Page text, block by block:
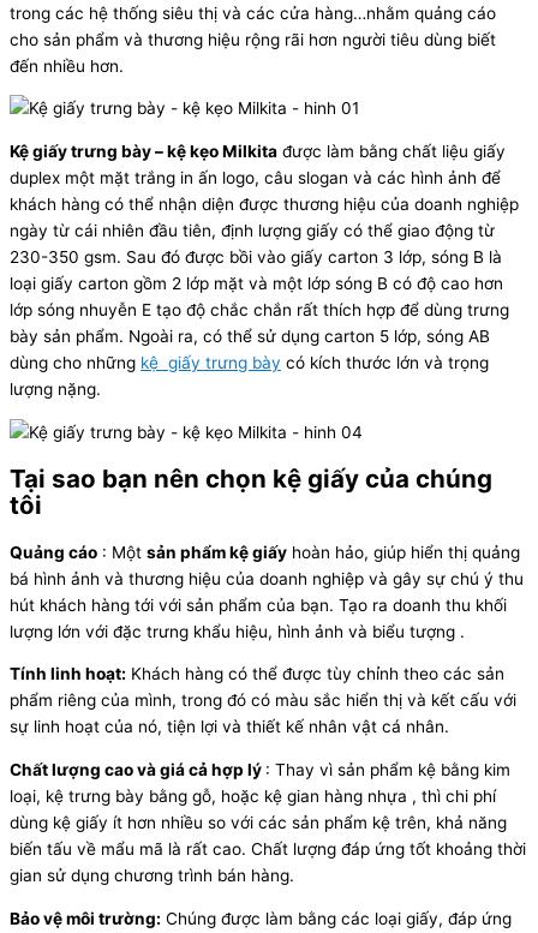
trong các hệ thống siêu thị và các cửa hàng…nhằm quảng cáo
cho sản phẩm và thương hiệu rộng rãi hơn người tiêu dùng biết
đến nhiều hơn.
Kệ giấy trưng bày – kệ kẹo Milkita được làm bằng chất liệu giấy
duplex một mặt trắng in ấn logo, câu slogan và các hình ảnh để
khách hàng có thể nhận diện được thương hiệu của doanh nghiệp
ngày từ cái nhiên đầu tiên, định lượng giấy có thể giao động từ
230-350 gsm. Sau đó được bồi vào giấy carton 3 lớp, sóng B là
loại giấy carton gồm 2 lớp mặt và một lớp sóng B có độ cao hơn
lớp sóng nhuyễn E tạo độ chắc chắn rất thích hợp để dùng trưng
bày sản phẩm. Ngoài ra, có thể sử dụng carton 5 lớp, sóng AB
dùng cho những kệ giấy trưng bày có kích thước lớn và trọng
lượng nặng.
Tại sao bạn nên chọn kệ giấy của chúng
tôi
Quảng cáo : Một sản phẩm kệ giấy hoàn hảo, giúp hiển thị quảng
bá hình ảnh và thương hiệu của doanh nghiệp và gây sự chú ý thu
hút khách hàng tới với sản phẩm của bạn. Tạo ra doanh thu khối
lượng lớn với đặc trưng khẩu hiệu, hình ảnh và biểu tượng .
Tính linh hoạt: Khách hàng có thể được tùy chỉnh theo các sản
phẩm riêng của mình, trong đó có màu sắc hiển thị và kết cấu với
sự linh hoạt của nó, tiện lợi và thiết kế nhân vật cá nhân.
Chất lượng cao và giá cả hợp lý : Thay vì sản phẩm kệ bằng kim
loại, kệ trưng bày bằng gỗ, hoặc kệ gian hàng nhựa , thì chi phí
dùng kệ giấy ít hơn nhiều so với các sản phẩm kệ trên, khả năng
biến tấu về mẩu mã là rất cao. Chất lượng đáp ứng tốt khoảng thời
gian sử dụng chương trình bán hàng.
Bảo vệ môi trường: Chúng được làm bằng các loại giấy, đáp ứng